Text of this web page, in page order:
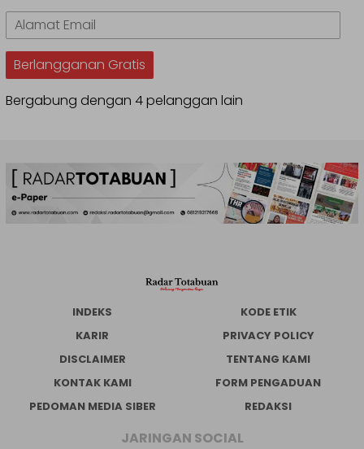
Alamat
Email
Berlangganan Gratis
Bergabung dengan 4 pelanggan lain
INDEKS
KODE ETIK
KARIR
PRIVACY POLICY
DISCLAIMER
TENTANG KAMI
KONTAK KAMI
FORM PENGADUAN
PEDOMAN MEDIA SIBER
REDAKSI
JARINGAN SOCIAL